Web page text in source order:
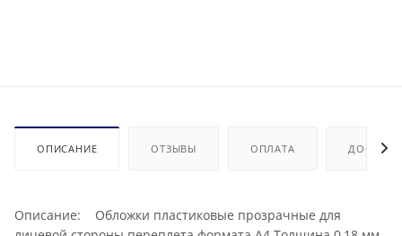
ОПИСАНИЕ ОТЗЫВЫ ОПЛАТА
Описание: Обложки пластиковые прозрачные для